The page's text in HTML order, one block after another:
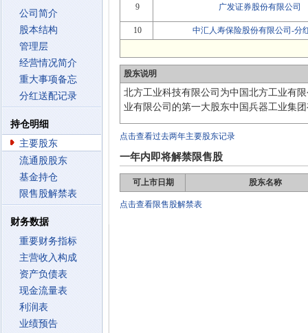
公司简介
股本结构
管理层
经营情况简介
重大事项备忘
分红送配记录
持仓明细
主要股东
流通股股东
基金持仓
限售股解禁表
财务数据
重要财务指标
主营收入构成
资产负债表
现金流量表
利润表
业绩预告
9 广发证券股份有限公司
10 中汇人寿保险股份有限公司-分
股东说明
北方工业科技有限公司为中国北方工业有
业有限公司的第一大股东中国兵器工业集
点击查看过去两年主要股东记录
一年内即将解禁限售股
可上市日期 股东名称
点击查看限售股解禁表